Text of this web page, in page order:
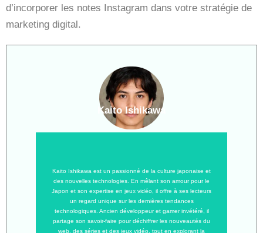
d’incorporer les notes Instagram dans votre stratégie de
marketing digital.
Kaito Ishikawa est un passionné de la culture japonaise et
des nouvelles technologies. En mêlant son amour pour le
Japon et son expertise en jeux vidéo, il offre à ses lecteurs
un regard unique sur les dernières tendances
technologiques. Ancien développeur et gamer invétéré, il
partage son savoir-faire pour déchiffrer les nouveautés du
web, des séries et des jeux vidéo, tout en explorant la
Kaito Ishikawa